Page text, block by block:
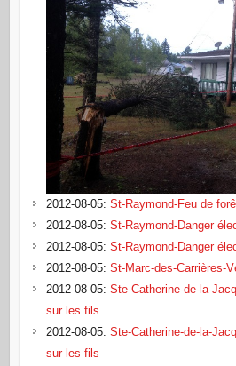
2012-08-05: St-Raymond-Feu de
2012-08-05: St-Raymond-Danger
2012-08-05: St-Raymond-Danger
2012-08-05: St-Marc-des-Carrières-
2012-08-05: Ste-Catherine-de-la-
sur les fils
2012-08-05: Ste-Catherine-de-la-
sur les fils